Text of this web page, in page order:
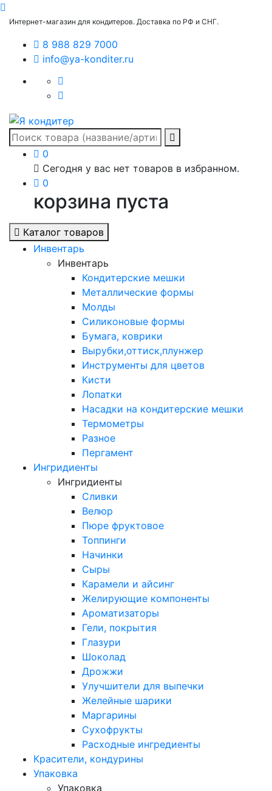
Интернет-магазин для кондитеров. Доставка по РФ и СНГ.
8 988 829 7000
info@ya-konditer.ru
0
Сегодня у вас нет товаров в избранном.
0
корзина пуста
Каталог товаров
Инвентарь
Инвентарь
Кондитерские мешки
Металлические формы
Молды
Силиконовые формы
Бумага, коврики
Вырубки,оттиск,плунжер
Инструменты для цветов
Кисти
Лопатки
Насадки на кондитерские мешки
Термометры
Разное
Пергамент
Ингридиенты
Ингридиенты
Сливки
Велюр
Пюре фруктовое
Топпинги
Начинки
Сыры
Карамели и айсинг
Желирующие компоненты
Ароматизаторы
Гели, покрытия
Глазури
Шоколад
Дрожжи
Улучшители для выпечки
Желейные шарики
Маргарины
Сухофрукты
Расходные ингредиенты
Красители, кондурины
Упаковка
Упаковка